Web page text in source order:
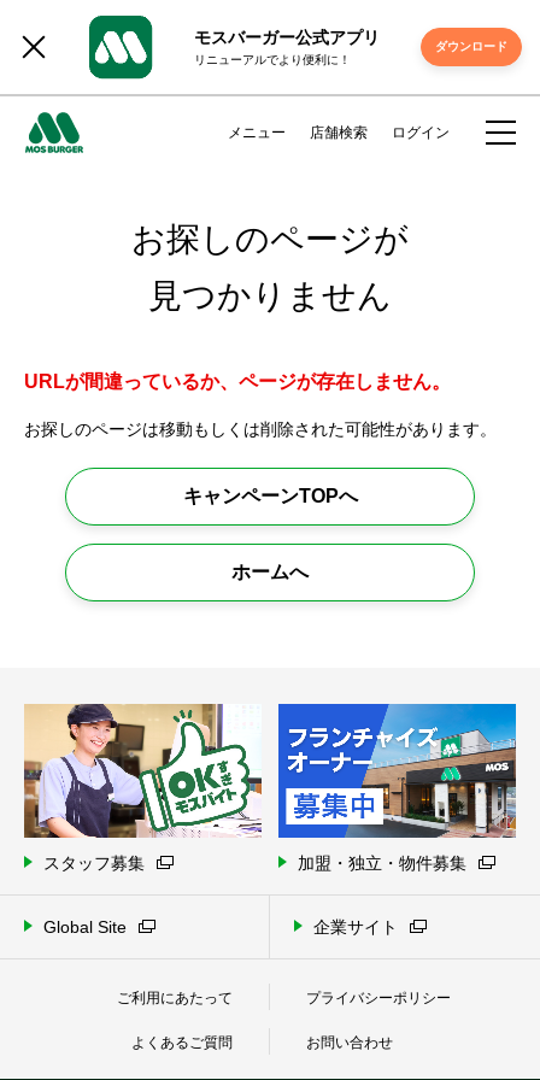
モスバーガー公式アプリ
リニューアルでより便利に！
ダウンロード
メニュー 店舗検索 ログイン
お探しのページが
見つかりません
URLが間違っているか、ページが存在しません。
お探しのページは移動もしくは削除された可能性があります。
キャンペーンTOPへ
ホームへ
スタッフ募集 加盟・独立・物件募集
Global Site 企業サイト
ご利用にあたって プライバシーポリシー
よくあるご質問 お問い合わせ